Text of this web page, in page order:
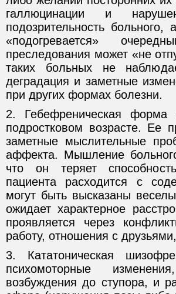
галлюцинации и
подозрительность
«подогревается»
преследования может «не
таких больных не
деградация и заметные
при других формах болезни.
2. Гебефреническая
подростковом возрасте. Ее
заметные мыслительные
аффекта. Мышление
что он теряет
пациента расходится с
могут быть высказаны
ожидает характерное
проявляется через
работу, отношения с
3. Кататоническая
психомоторные
возбуждения до ступора, и